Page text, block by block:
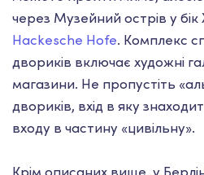
через Музейний острів у бік
Hackesche Hofe. Комплекс
двориків включає художні
магазини. Не пропустіть
двориків, вхід в яку
входу в частину «цивільну».